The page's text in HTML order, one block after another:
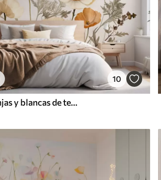
10
Amapolas naranjas y blancas de textura vintage con tallos y hojas finas, fondo beige claro, estilo acuarela